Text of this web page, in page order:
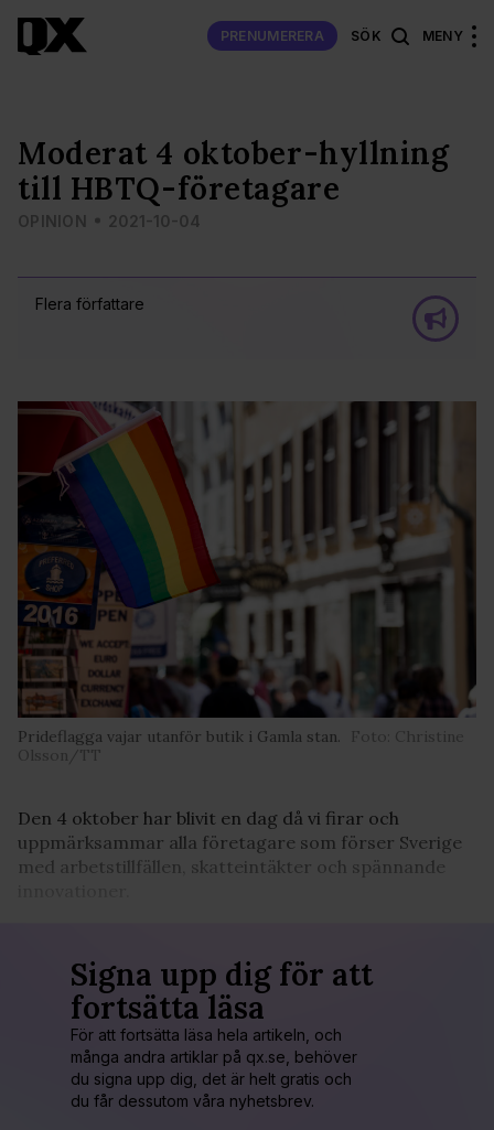
PRENUMERERA SÖK MENY
Flera författare
Moderat 4 oktober-hyllning
till HBTQ-företagare
OPINION 2021-10-04
Prideflagga vajar utanför butik i Gamla stan.
Foto: Christine
Olsson/TT
Den 4 oktober har blivit en dag då vi firar och
uppmärksammar alla företagare som förser Sverige
med arbetstillfällen, skatteintäkter och spännande
Signa upp dig för att
fortsätta läsa
För att fortsätta läsa hela artikeln, och
många andra artiklar på qx.se, behöver
du signa upp dig, det är helt gratis och
du får dessutom våra nyhetsbrev.